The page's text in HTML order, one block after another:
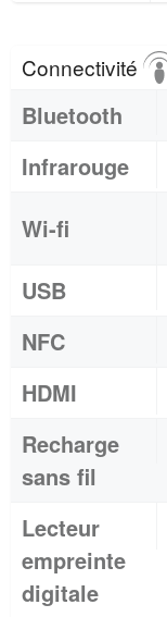
Connectivité
Bluetooth
Infrarouge
Wi-fi
USB
NFC
HDMI
Recharge
sans fil
Lecteur
empreinte
digitale